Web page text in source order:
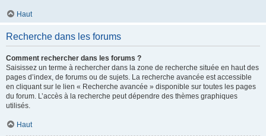
Haut
Recherche dans les forums
Comment rechercher dans les forums ?
Saisissez un terme à rechercher dans la zone de recherche située en haut des
pages d’index, de forums ou de sujets. La recherche avancée est accessible
en cliquant sur le lien « Recherche avancée » disponible sur toutes les pages
du forum. L’accès à la recherche peut dépendre des thèmes graphiques
utilisés.
Haut